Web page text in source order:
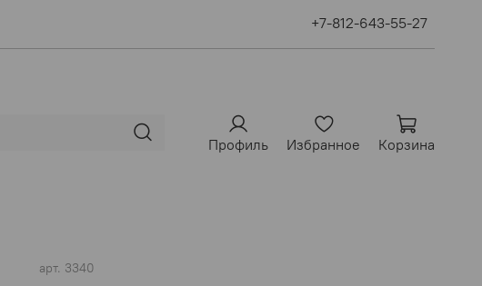
+7-812-643-55-27
Профиль Избранное Корзина
арт. 3340